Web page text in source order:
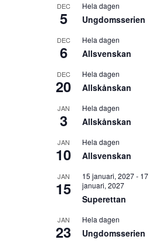
DEC
5
Hela dagen
Ungdomsserien
DEC
6
Hela dagen
Allsvenskan
DEC
20
Hela dagen
Allskånskan
JAN
3
Hela dagen
Allskånskan
JAN
10
Hela dagen
Allsvenskan
JAN
15
15 januari, 2027- 17
januari, 2027
Superettan
JAN
23
Hela dagen
Ungdomsserien